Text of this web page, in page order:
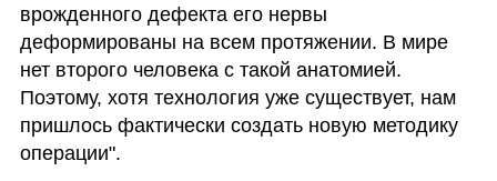
врожденного дефекта его нервы
деформированы на всем протяжении. В мире
нет второго человека с такой анатомией.
Поэтому, хотя технология уже существует, нам
пришлось фактически создать новую методику
операции".